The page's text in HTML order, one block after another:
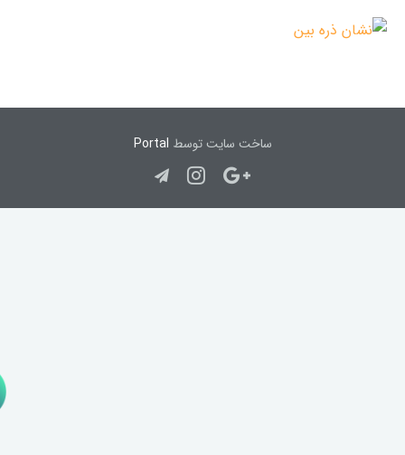
ساخت سایت توسطPortal